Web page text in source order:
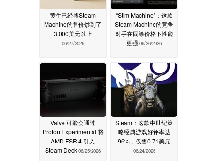
黄牛已经将Steam
Machine的售价炒到了
3,000美元以上
06/27/2026
“Stim Machine”：这款
Steam Machine的竞争
对手在同等价格下性能
更强 06/26/2026
Valve 可能会通过
Proton Experimental 将
AMD FSR 4 引入
Steam Deck 06/25/2026
Steam：这款中世纪策
略经典游戏好评率达
96%，仅售0.71美元
06/24/2026